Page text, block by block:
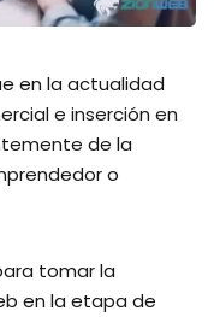
en la actualidad
e inserción en
de la
o
tomar la
en la etapa de